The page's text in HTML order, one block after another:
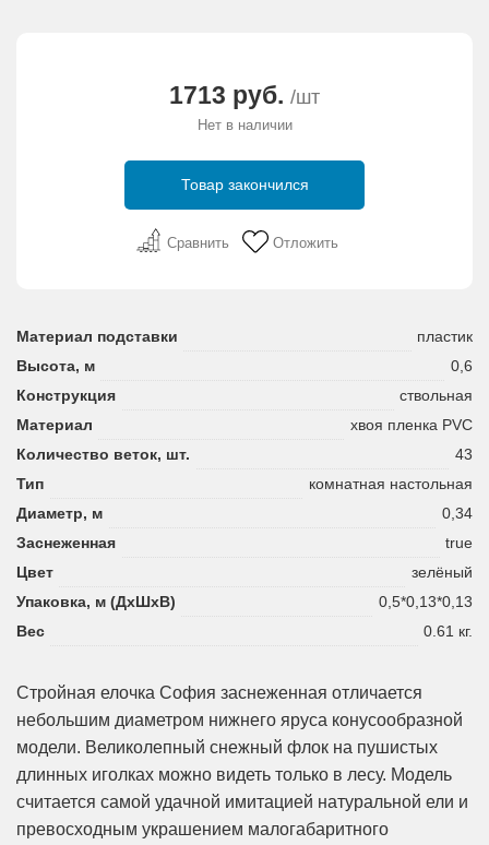
1713 руб. /шт
Нет в наличии
Товар закончился
Сравнить Отложить
Материал подставки
пластик
Высота, м
0,6
Конструкция
ствольная
Материал
хвоя пленка PVC
Количество веток, шт.
43
Тип
комнатная настольная
Диаметр, м
0,34
Заснеженная
true
Цвет
зелёный
Упаковка, м (ДхШхВ)
0,5*0,13*0,13
Вес
0.61 кг.
Стройная елочка София заснеженная отличается
небольшим диаметром нижнего яруса конусообразной
модели. Великолепный снежный флок на пушистых
длинных иголках можно видеть только в лесу. Модель
считается самой удачной имитацией натуральной ели и
превосходным украшением малогабаритного